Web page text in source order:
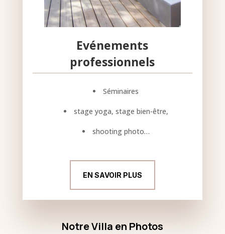
Evénements
professionnels
Séminaires
stage yoga, stage bien-être,
shooting photo…
EN SAVOIR PLUS
Notre Villa en Photos